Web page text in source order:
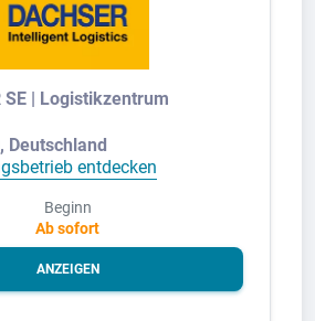
SE | Logistikzentrum
Deutschland
entdecken
Beginn
Ab sofort
ANZEIGEN